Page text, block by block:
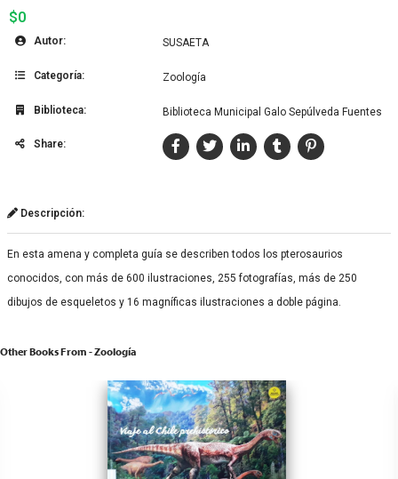
$0
Autor: SUSAETA
Categoría: Zoología
Biblioteca: Biblioteca Municipal Galo Sepúlveda Fuentes
Share:
Descripción:
En esta amena y completa guía se describen todos los pterosaurios
conocidos, con más de 600 ilustraciones, 255 fotografías, más de 250
dibujos de esqueletos y 16 magníficas ilustraciones a doble página.
Other Books From - Zoología